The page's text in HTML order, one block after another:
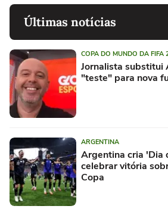
Últimas notícias
COPA DO MUNDO DA FIFA
Jornalista substitui
"teste" para nova
ARGENTINA
Argentina cria 'Dia
celebrar vitória
Copa